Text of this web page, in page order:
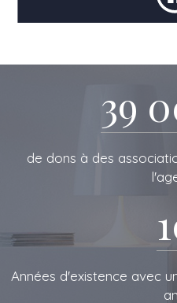
39
de dons à des
Années d'existence avec